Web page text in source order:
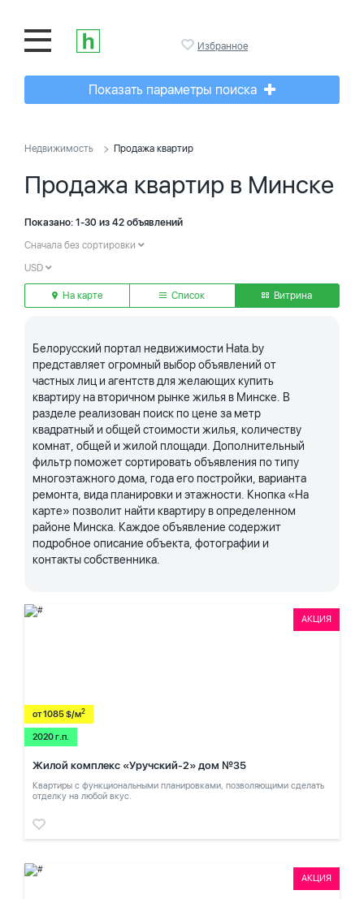
Избранное
Показать параметры поиска
Недвижимость Продажа квартир
Продажа квартир в Минске
Показано: 1-30 из 42 объявлений
Сначала без сортировки
USD
На карте Список Витрина
Белорусский портал недвижимости Hata.by
представляет огромный выбор объявлений от
частных лиц и агентств для желающих купить
квартиру на вторичном рынке жилья в Минске. В
разделе реализован поиск по цене за метр
квадратный и общей стоимости жилья, количеству
комнат, общей и жилой площади. Дополнительный
фильтр поможет сортировать объявления по типу
многоэтажного дома, года его постройки, варианта
ремонта, вида планировки и этажности. Кнопка «На
карте» позволит найти квартиру в определенном
районе Минска. Каждое объявление содержит
подробное описание объекта, фотографии и
контакты собственника.
АКЦИЯ
от 1085 $/м2
2020 г.п.
Жилой комплекс «Уручский-2» дом №35
Квартиры с функциональными планировками, позволяющими сделать
отделку на любой вкус.
АКЦИЯ